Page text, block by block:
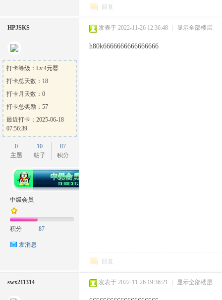
回复
HPJSKS
打卡等级：Lv.4元婴
打卡总天数：18
打卡月天数：0
打卡总奖励：57
最近打卡：2025-06-18
07:56:39
0
主题
10
帖子
87
积分
中级会员
积分 87
发消息
发表于 2022-11-26 12:36:48 显示全部楼层
h80k6666666666666666
回复
swx211314 发表于 2022-11-26 19:36:21 显示全部楼层